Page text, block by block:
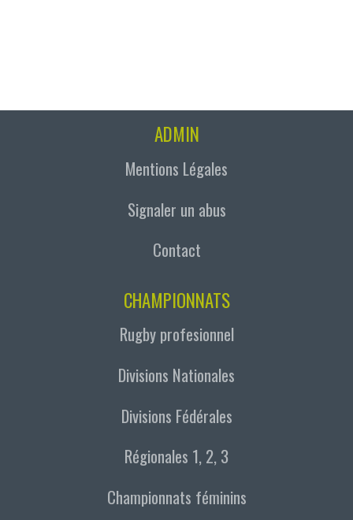
ADMIN
Mentions Légales
Signaler un abus
Contact
CHAMPIONNATS
Rugby profesionnel
Divisions Nationales
Divisions Fédérales
Régionales 1, 2, 3
Championnats féminins